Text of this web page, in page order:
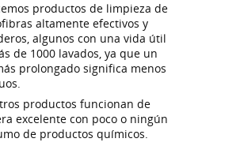
productos de limpieza de
altamente efectivos y
algunos con una vida útil
de 1000 lavados, ya que un
prolongado significa menos
productos funcionan de
excelente con poco o ningún
de productos químicos.